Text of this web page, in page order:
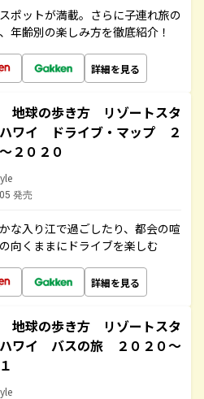
ポットが満載。さらに子連れ旅の
年齢別の楽しみ方を徹底紹介！
詳細を見る
地球の歩き方 リゾートスタ
ワイ ドライブ・マップ ２
２０２０
発売
な入り江で過ごしたり、都会の喧
向くままにドライブを楽しむ
詳細を見る
地球の歩き方 リゾートスタ
ワイ バスの旅 ２０２０～